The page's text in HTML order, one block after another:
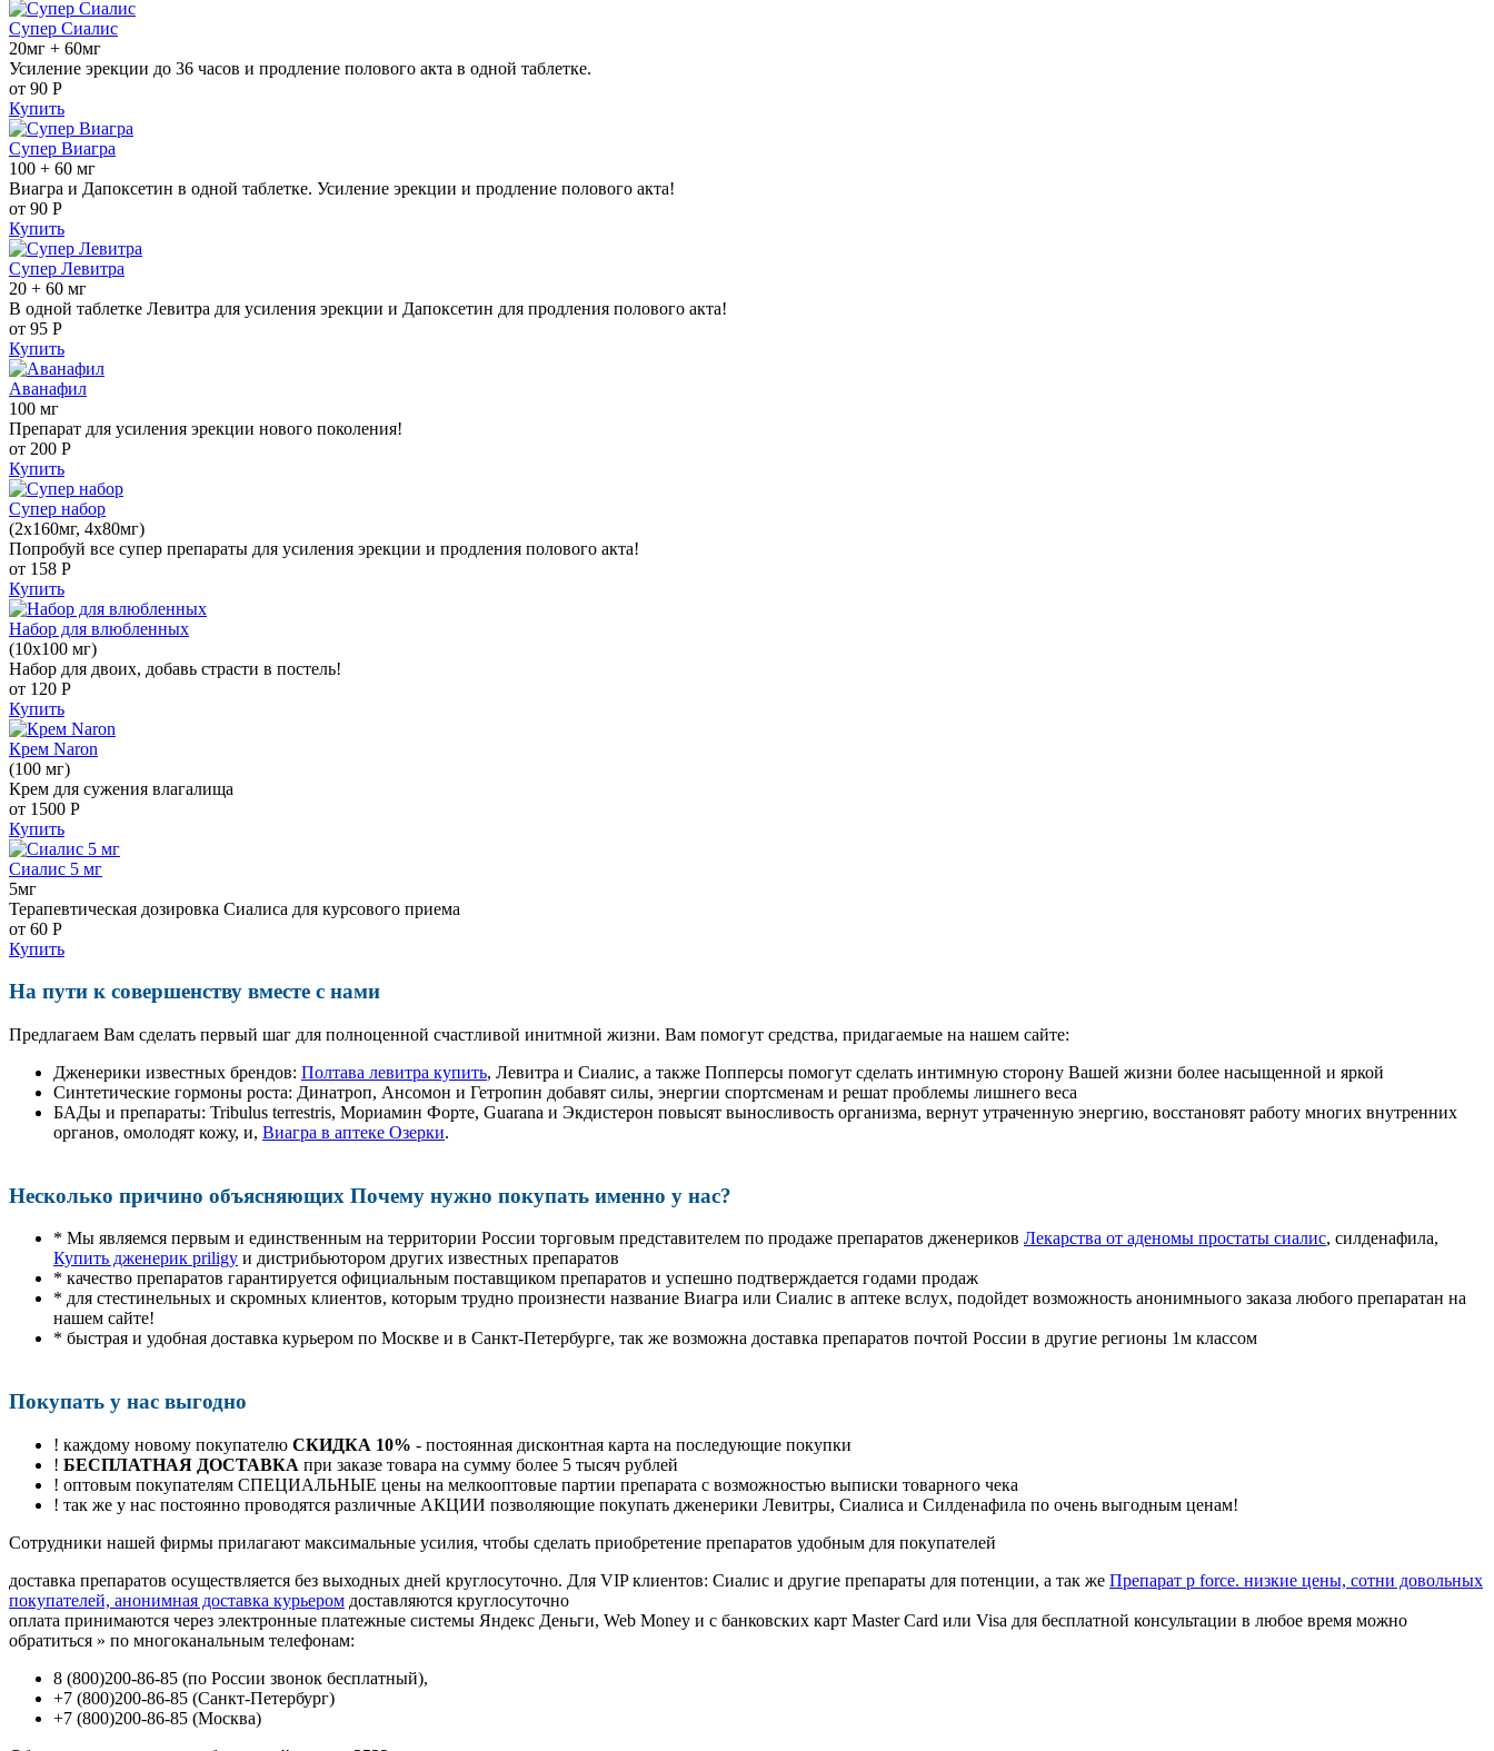
Супер Сиалис
20мг + 60мг
Усиление эрекции до 36 часов и продление полового акта в одной таблетке.
от 90 Р
Купить
Супер Виагра
100 + 60 мг
Виагра и Дапоксетин в одной таблетке. Усиление эрекции и продление полового акта!
от 90 Р
Купить
Супер Левитра
20 + 60 мг
В одной таблетке Левитра для усиления эрекции и Дапоксетин для продления полового акта!
от 95 Р
Купить
Аванафил
100 мг
Препарат для усиления эрекции нового поколения!
от 200 Р
Купить
Супер набор
(2х160мг, 4х80мг)
Попробуй все супер препараты для усиления эрекции и продления полового акта!
от 158 Р
Купить
Набор для влюбленных
(10х100 мг)
Набор для двоих, добавь страсти в постель!
от 120 Р
Купить
Крем Naron
(100 мг)
Крем для сужения влагалища
от 1500 Р
Купить
Сиалис 5 мг
5мг
Терапевтическая дозировка Сиалиса для курсового приема
от 60 Р
Купить
На пути к совершенству вместе с нами
Предлагаем Вам сделать первый шаг для полноценной счастливой инитмной жизни. Вам помогут средства, придагаемые на нашем сайте:
Дженерики известных брендов: Полтава левитра купить, Левитра и Сиалис, а также Попперсы помогут сделать интимную сторону Вашей жизни более насыщенной и яркой
Синтетические гормоны роста: Динатроп, Ансомон и Гетропин добавят силы, энергии спортсменам и решат проблемы лишнего веса
БАДы и препараты: Tribulus terrestris, Мориамин Форте, Guarana и Экдистерон повысят выносливость организма, вернут утраченную энергию, восстановят работу многих внутренних
органов, омолодят кожу, и, Виагра в аптеке Озерки.
Несколько причино объясняющих Почему нужно покупать именно у нас?
* Мы являемся первым и единственным на территории России торговым представителем по продаже препаратов дженериков Лекарства от аденомы простаты сиалис, силденафила,
Купить дженерик priligy и дистрибьютором других известных препаратов
* качество препаратов гарантируется официальным поставщиком препаратов и успешно подтверждается годами продаж
* для стестинельных и скромных клиентов, которым трудно произнести название Виагра или Сиалис в аптеке вслух, подойдет возможность анонимныого заказа любого препаратан на
нашем сайте!
* быстрая и удобная доставка курьером по Москве и в Санкт-Петербурге, так же возможна доставка препаратов почтой России в другие регионы 1м классом
Покупать у нас выгодно
! каждому новому покупателю СКИДКА 10% - постоянная дисконтная карта на последующие покупки
! БЕСПЛАТНАЯ ДОСТАВКА при заказе товара на сумму более 5 тысяч рублей
! оптовым покупателям СПЕЦИАЛЬНЫЕ цены на мелкооптовые партии препарата с возможностью выписки товарного чека
! так же у нас постоянно проводятся различные АКЦИИ позволяющие покупать дженерики Левитры, Сиалиса и Силденафила по очень выгодным ценам!
Cотрудники нашей фирмы прилагают максимальные усилия, чтобы сделать приобретение препаратов удобным для покупателей
доставка препаратов осуществляется без выходных дней круглосуточно. Для VIP клиентов: Сиалис и другие препараты для потенции, а так же Препарат p force. низкие цены, сотни довольных
покупателей, анонимная доставка курьером доставляются круглосуточно
оплата принимаются через электронные платежные системы Яндекс Деньги, Web Money и с банковских карт Master Card или Visa для бесплатной консультации в любое время можно
обратиться » по многоканальным телефонам:
8 (800)200-86-85 (по России звонок бесплатный),
+7 (800)200-86-85 (Санкт-Петербург)
+7 (800)200-86-85 (Москва)